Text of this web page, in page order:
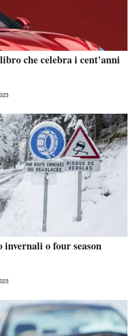
che celebra i cent'anni
o four season